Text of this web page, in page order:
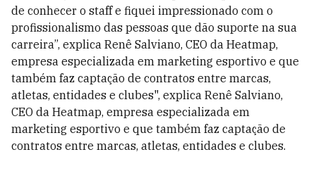
de conhecer o staff e fiquei impressionado com o
profissionalismo das pessoas que dão suporte na sua
carreira”, explica Renê Salviano, CEO da Heatmap,
empresa especializada em marketing esportivo e que
também faz captação de contratos entre marcas,
atletas, entidades e clubes", explica Renê Salviano,
CEO da Heatmap, empresa especializada em
marketing esportivo e que também faz captação de
contratos entre marcas, atletas, entidades e clubes.